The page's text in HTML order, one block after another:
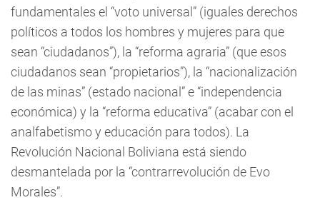
fundamentales el “voto universal” (iguales derechos
políticos a todos los hombres y mujeres para que
sean “ciudadanos”), la “reforma agraria” (que esos
ciudadanos sean “propietarios”), la “nacionalización
de las minas” (estado nacional” e “independencia
económica) y la “reforma educativa” (acabar con el
analfabetismo y educación para todos). La
Revolución Nacional Boliviana está siendo
desmantelada por la “contrarrevolución de Evo
Morales”.